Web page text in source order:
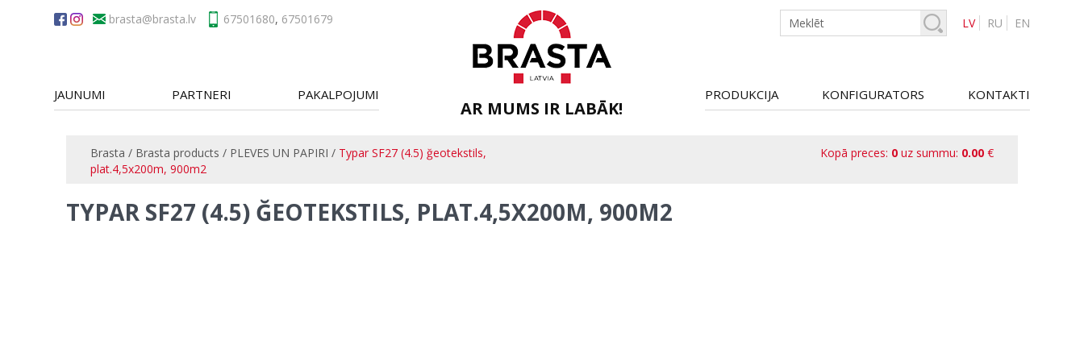
brasta 67501680, 67501679
JAUNUMI PARTNERI PAKALPOJUMI
AR MUMS IR LABĀK!
LV RU EN
PRODUKCIJA KONFIGURATORS KONTAKTI
Brasta / Brasta products / PLEVES UN PAPIRI / Typar SF27 (4.5) ğeotekstils,
plat.4,5x200m, 900m2
Kopā preces: 0uz summu: 0.00€
TYPAR SF27 (4.5) ĞEOTEKSTILS, PLAT.4,5X200M, 900M2